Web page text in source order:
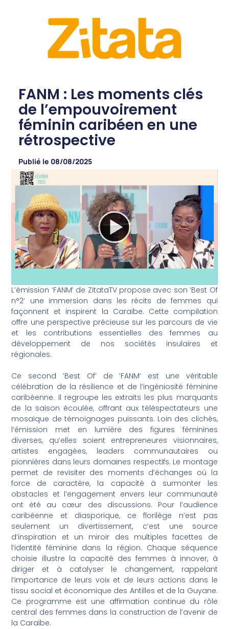
FANM : Les moments clés
de l’empouvoirement
féminin caribéen en une
rétrospective
Publié le 08/08/2025
L’émission ‘FANM’ de ZitataTV propose avec son ‘Best Of
n°2’ une immersion dans les récits de femmes qui
façonnent et inspirent la Caraïbe. Cette compilation
offre une perspective précieuse sur les parcours de vie
et les contributions essentielles des femmes au
développement de nos sociétés insulaires et
régionales.
Ce second ‘Best Of’ de ‘FANM’ est une véritable
célébration de la résilience et de l’ingéniosité féminine
caribéenne. Il regroupe les extraits les plus marquants
de la saison écoulée, offrant aux téléspectateurs une
mosaïque de témoignages puissants. Loin des clichés,
l’émission met en lumière des figures féminines
diverses, qu’elles soient entrepreneures visionnaires,
artistes engagées, leaders communautaires ou
pionnières dans leurs domaines respectifs. Le montage
permet de revisiter des moments d’échanges où la
force de caractère, la capacité à surmonter les
obstacles et l’engagement envers leur communauté
ont été au cœur des discussions. Pour l’audience
caribéenne et diasporique, ce florilège n’est pas
seulement un divertissement, c’est une source
d’inspiration et un miroir des multiples facettes de
l’identité féminine dans la région. Chaque séquence
choisie illustre la capacité des femmes à innover, à
diriger et à catalyser le changement, rappelant
l’importance de leurs voix et de leurs actions dans le
tissu social et économique des Antilles et de la Guyane.
Ce programme est une affirmation continue du rôle
central des femmes dans la construction de l’avenir de
la Caraïbe.